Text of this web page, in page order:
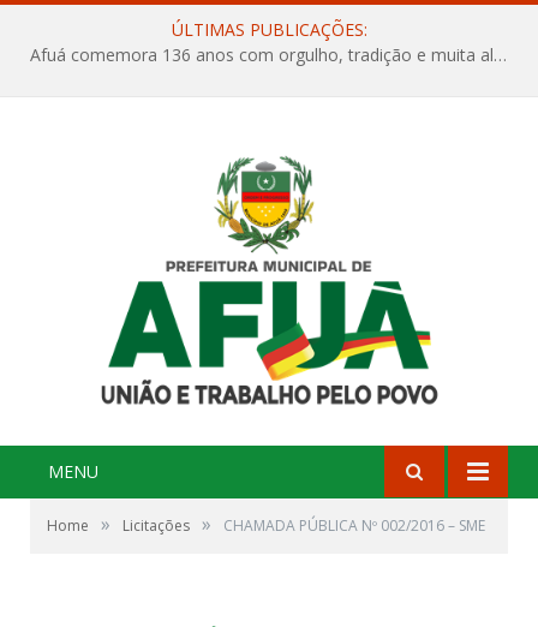
ÚLTIMAS PUBLICAÇÕES:
Afuá comemora 136 anos com orgulho, tradição e muita alegria na Quadra Dr. Nelson Salomão
MENU
Home » Licitações » CHAMADA PÚBLICA Nº 002/2016 – SME